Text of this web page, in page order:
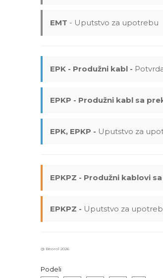
EMT - Uputstvo za upotrebu
EPK - Produžni kabl -
EPKP - Produžni kabl sa
EPK, EPKP - Uputstvo za
EPKPZ - Produžni kablovi
EPKPZ - Uputstvo za
@ Beorol 2026
Podeli